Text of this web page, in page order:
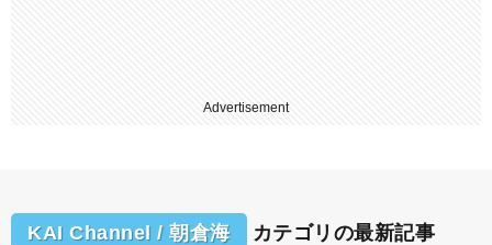
Advertisement
KAI Channel / 朝倉海 カテゴリの最新記事